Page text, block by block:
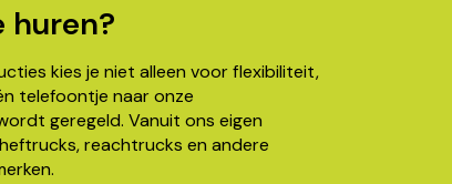
huren?
kies je niet alleen voor flexibiliteit,
telefoontje naar onze
geregeld. Vanuit ons eigen
reachtrucks en andere